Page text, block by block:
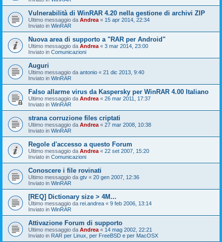
Vulnerabilità di WinRAR 4.20 nella gestione di archivi ZIP
Ultimo messaggio da Andrea « 15 apr 2014, 22:34
Inviato in WinRAR
Nuova area di supporto a "RAR per Android"
Ultimo messaggio da Andrea « 3 mar 2014, 23:00
Inviato in Comunicazioni
Auguri
Ultimo messaggio da antonio « 21 dic 2013, 9:40
Inviato in WinRAR
Falso allarme virus da Kaspersky per WinRAR 4.00 Italiano
Ultimo messaggio da Andrea « 26 mar 2011, 17:37
Inviato in WinRAR
strana corruzione files criptati
Ultimo messaggio da Andrea « 27 mar 2008, 10:38
Inviato in WinRAR
Regole d'accesso a questo Forum
Ultimo messaggio da Andrea « 22 set 2007, 15:20
Inviato in Comunicazioni
Conoscere i file rovinati
Ultimo messaggio da gtv « 20 gen 2007, 12:36
Inviato in WinRAR
[REQ] Dictionary size > 4M...
Ultimo messaggio da rei.andrea « 9 feb 2006, 13:14
Inviato in WinRAR
Attivazione Forum di supporto
Ultimo messaggio da Andrea « 14 mag 2002, 22:21
Inviato in RAR per Linux, per FreeBSD e per MacOSX